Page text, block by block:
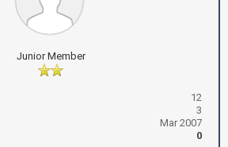
Junior Member
12
3
Mar 2007
0